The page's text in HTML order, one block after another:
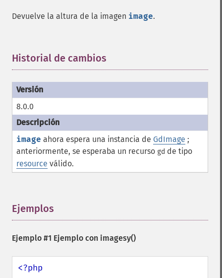
Devuelve la altura de la imagen image.
Historial de cambios
8.0.0
image ahora espera una instancia de GdImage ;
anteriormente, se esperaba un recurso gd de tipo
resource válido.
Ejemplos
Ejemplo #1 Ejemplo con imagesy()
<?php